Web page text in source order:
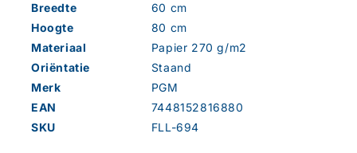
Breedte
60 cm
Hoogte
80 cm
Materiaal
Papier 270 g/m2
Oriëntatie
Staand
Merk
PGM
EAN
7448152816880
SKU
FLL-694